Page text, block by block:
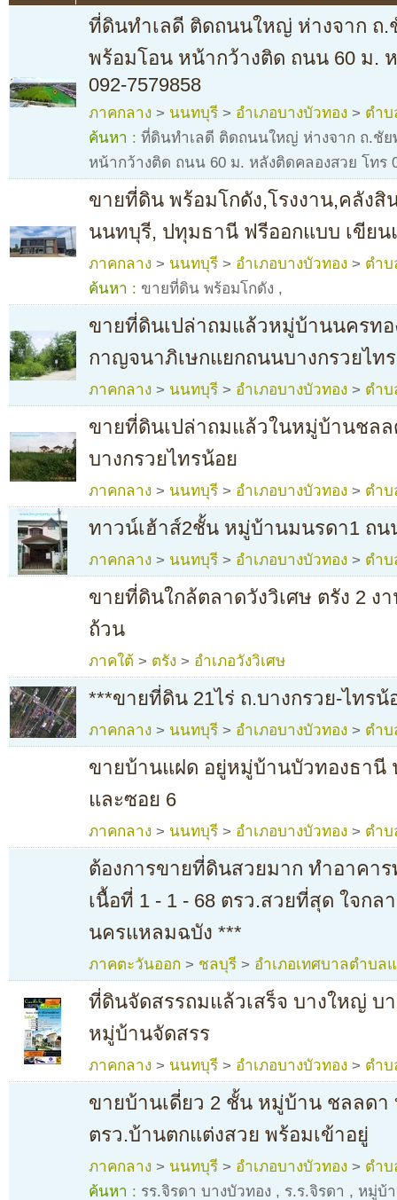
ที่ดินทำเลดี ติดถนนใหญ่ ห่างจาก ถ.
พร้อมโอน หน้ากว้างติด ถนน 60 ม.
092-7579858
ภาคกลาง > นนทบุรี > อำเภอบางบัวทอง > ตำบ
ค้นหา : ที่ดินทำเลดี ติดถนนใหญ่ ห่างจาก ถ.ชัย
หน้ากว้างติด ถนน 60 ม. หลังติดคลองสวย โทร
ขายที่ดิน พร้อมโกดัง,โรงงาน,คลัง
นนทบุรี, ปทุมธานี ฟรีออกแบบ เขียน
ภาคกลาง > นนทบุรี > อำเภอบางบัวทอง > ตำบ
ค้นหา : ขายที่ดิน พร้อมโกดัง ,
ขายที่ดินเปล่าถมแล้วหมู่บ้านนครท
กาญจนาภิเษกแยกถนนบางกรวยไท
ภาคกลาง > นนทบุรี > อำเภอบางบัวทอง > ตำบ
ขายที่ดินเปล่าถมแล้วในหมู่บ้านชล
บางกรวยไทรน้อย
ภาคกลาง > นนทบุรี > อำเภอบางบัวทอง > ตำบ
ทาวน์เฮ้าส์2ชั้น หมู่บ้านมนรดา1 ถน
ภาคกลาง > นนทบุรี > อำเภอบางบัวทอง > ตำบ
ขายที่ดินใกล้ตลาดวังวิเศษ ตรัง 2 ง
ถ้วน
ภาคใต้ > ตรัง > อำเภอวังวิเศษ
***ขายที่ดิน 21ไร่ ถ.บางกรวย-ไทร
ภาคกลาง > นนทบุรี > อำเภอบางบัวทอง > ตำบ
ขายบ้านแฝด อยู่หมู่บ้านบัวทองธานี
และซอย 6
ภาคกลาง > นนทบุรี > อำเภอบางบัวทอง > ตำบ
ต้องการขายที่ดินสวยมาก ทำอาคา
เนื้อที่ 1 - 1 - 68 ตรว.สวยที่สุด ใจกล
นครแหลมฉบัง ***
ภาคตะวันออก > ชลบุรี > อำเภอเทศบาลตำบล
ที่ดินจัดสรรถมแล้วเสร็จ บางใหญ่ บ
หมู่บ้านจัดสรร
ภาคกลาง > นนทบุรี > อำเภอบางบัวทอง > ตำบ
ขายบ้านเดี่ยว 2 ชั้น หมู่บ้าน ชลลดา
ตรว.บ้านตกแต่งสวย พร้อมเข้าอยู่
ภาคกลาง > นนทบุรี > อำเภอบางบัวทอง > ตำบ
ค้นหา : รร.จิรดา บางบัวทอง , ร.ร.จิรดา , หมู่บ้